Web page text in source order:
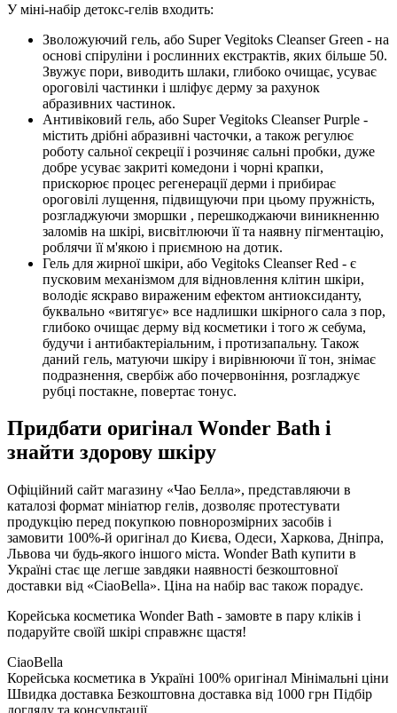
У міні-набір детокс-гелів входить:
Зволожуючий гель, або Super Vegitoks Cleanser Green - на
основі спіруліни і рослинних екстрактів, яких більше 50.
Звужує пори, виводить шлаки, глибоко очищає, усуває
ороговілі частинки і шліфує дерму за рахунок
абразивних частинок.
Антивіковий гель, або Super Vegitoks Cleanser Purple -
містить дрібні абразивні часточки, а також регулює
роботу сальної секреції і розчиняє сальні пробки, дуже
добре усуває закриті комедони і чорні крапки,
прискорює процес регенерації дерми і прибирає
ороговілі лущення, підвищуючи при цьому пружність,
розгладжуючи зморшки , перешкоджаючи виникненню
заломів на шкірі, висвітлюючи її та наявну пігментацію,
роблячи її м'якою і приємною на дотик.
Гель для жирної шкіри, або Vegitoks Cleanser Red - є
пусковим механізмом для відновлення клітин шкіри,
володіє яскраво вираженим ефектом антиоксиданту,
буквально «витягує» все надлишки шкірного сала з пор,
глибоко очищає дерму від косметики і того ж себума,
будучи і антибактеріальним, і протизапальну. Також
даний гель, матуючи шкіру і вирівнюючи її тон, знімає
подразнення, свербіж або почервоніння, розгладжує
рубці постакне, повертає тонус.
Придбати оригінал Wonder Bath і
знайти здорову шкіру
Офіційний сайт магазину «Чао Белла», представляючи в
каталозі формат мініатюр гелів, дозволяє протестувати
продукцію перед покупкою повнорозмірних засобів і
замовити 100%-й оригінал до Києва, Одеси, Харкова, Дніпра,
Львова чи будь-якого іншого міста. Wonder Bath купити в
Україні стає ще легше завдяки наявності безкоштовної
доставки від «CiaoBella». Ціна на набір вас також порадує.
Корейська косметика Wonder Bath - замовте в пару кліків і
подаруйте своїй шкірі справжнє щастя!
CiaoBella
Корейська косметика в Україні 100% оригінал Мінімальні ціни
Швидка доставка Безкоштовна доставка від 1000 грн Підбір